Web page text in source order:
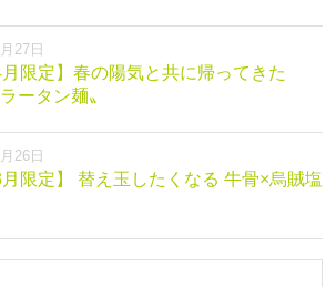
27日
月限定】春の陽気と共に帰ってきた
ータン麺〟
26日
月限定】 替え玉したくなる 牛骨×烏賊塩